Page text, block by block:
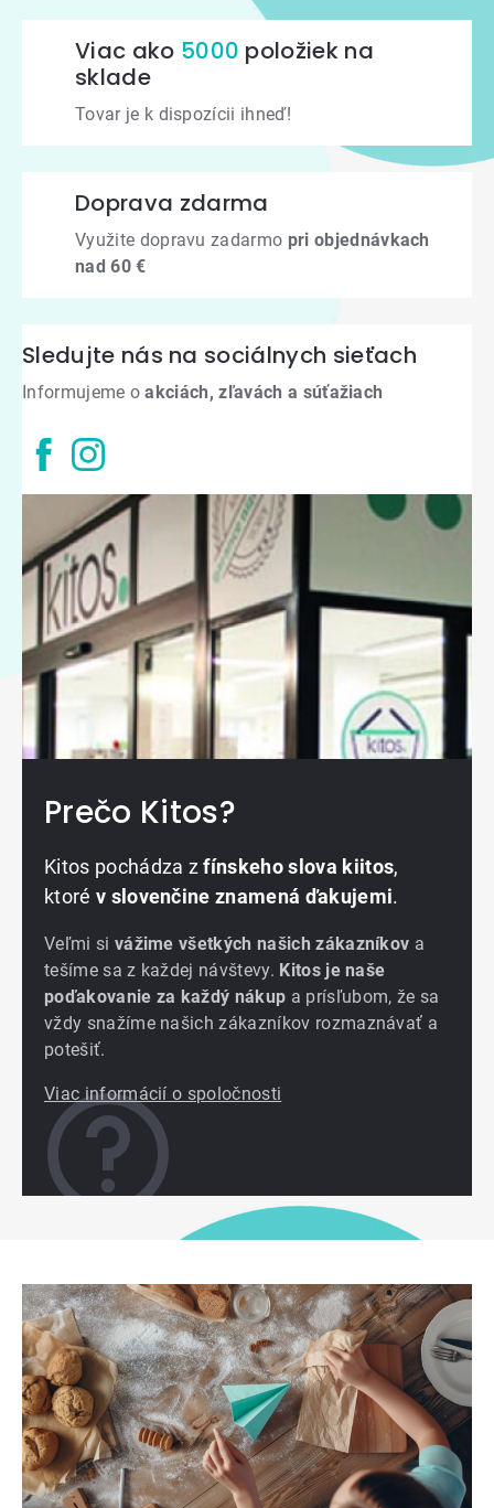
Viac ako 5000 položiek na
sklade
Tovar je k dispozícii ihneď!
Doprava zdarma
Využite dopravu zadarmo pri objednávkach
nad 60 €
Sledujte nás na sociálnych sieťach
Informujeme oakciách, zľavách a súťažiach
Prečo Kitos?
Kitos pochádza zfínskeho slova kiitos,
ktoré v slovenčine znamená ďakujemi.
Veľmi si vážime všetkých našich zákazníkov a
tešíme sa z každej návštevy. Kitos je naše
poďakovanie za každý nákup a prísľubom, že sa
vždy snažíme našich zákazníkov rozmaznávať a
potešiť.
Viac informácií o spoločnosti